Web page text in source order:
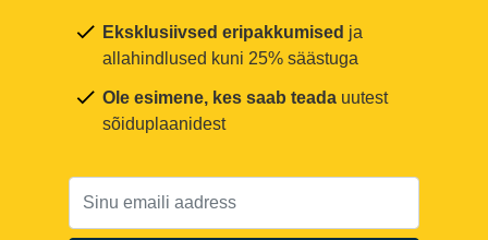
Eksklusiivsed eripakkumised ja
allahindlused kuni 25% säästuga
Ole esimene, kes saab teada uutest
sõiduplaanidest